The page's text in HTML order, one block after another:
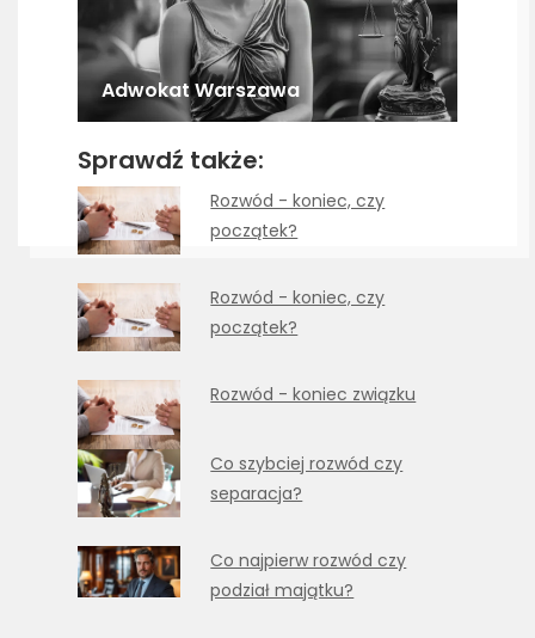
Adwokat Warszawa
Sprawdź także:
Rozwód - koniec, czy
początek?
Rozwód - koniec, czy
początek?
Rozwód - koniec związku
Co szybciej rozwód czy
separacja?
Co najpierw rozwód czy
podział majątku?